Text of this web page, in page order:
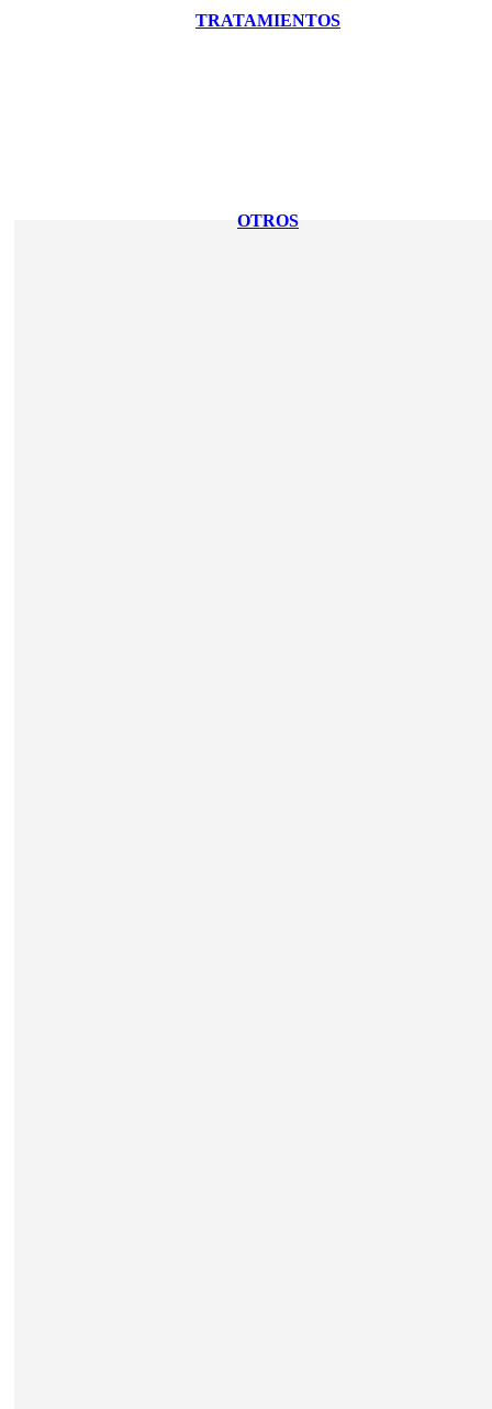
TRATAMIENTOS
OTROS